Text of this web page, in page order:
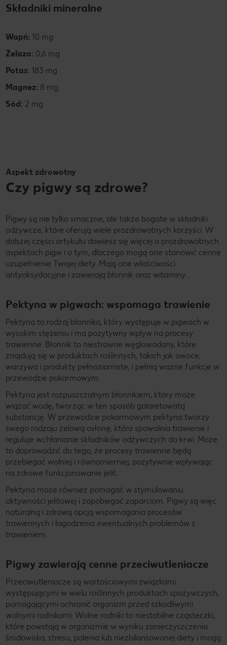
Składniki mineralne
Wapń: 10 mg
Żelazo: 0,6 mg
Potas: 183 mg
Magnez: 8 mg
Sód: 2 mg
Aspekt zdrowotny
Czy pigwy są zdrowe?
Pigwy są nie tylko smaczne, ale także bogate w składniki
odżywcze, które oferują wiele prozdrowotnych korzyści. W
dalszej części artykułu dowiesz się więcej o prozdrowotnych
aspektach pigw i o tym, dlaczego mogą one stanowić cenne
uzupełnienie Twojej diety. Mają one właściwości
antyoksydacyjne i zawierają błonnik oraz witaminy.
Pektyna w pigwach: wspomaga trawienie
Pektyna to rodzaj błonnika, który występuje w pigwach w
wysokim stężeniu i ma pozytywny wpływ na procesy
trawienne. Błonnik to niestrawne węglowodany, które
znajdują się w produktach roślinnych, takich jak owoce,
warzywa i produkty pełnoziarniste, i pełnią ważne funkcje w
przewodzie pokarmowym.
Pektyna jest rozpuszczalnym błonnikiem, który może
wiązać wodę, tworząc w ten sposób galaretowatą
substancję. W przewodzie pokarmowym pektyna tworzy
swego rodzaju żelową osłonę, która spowalnia trawienie i
reguluje wchłanianie składników odżywczych do krwi. Może
to doprowadzić do tego, że procesy trawienne będą
przebiegać wolniej i równomierniej, pozytywnie wpływając
na zdrowe funkcjonowanie jelit.
Pektyna może również pomagać w stymulowaniu
aktywności jelitowej i zapobiegać zaparciom. Pigwy są więc
naturalną i zdrową opcją wspomagania procesów
trawiennych i łagodzenia ewentualnych problemów z
trawieniem.
Pigwy zawierają cenne przeciwutleniacze
Przeciwutleniacze są wartościowymi związkami
występującymi w wielu roślinnych produktach spożywczych,
pomagającymi ochronić organizm przed szkodliwymi
wolnymi rodnikami. Wolne rodniki to niestabilne cząsteczki,
które powstają w organizmie w wyniku zanieczyszczenia
środowiska, stresu, palenia lub niezbilansowanej diety i mogą